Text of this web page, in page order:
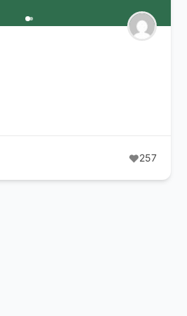
257